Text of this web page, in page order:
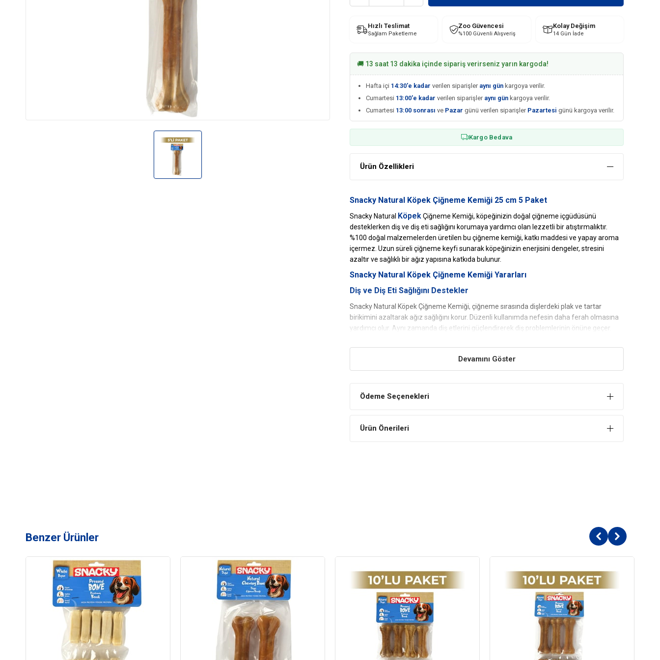
Hızlı Teslimat
Sağlam Paketleme
Zoo Güvencesi
%100 Güvenli Alışveriş
Kolay Değişim
14 Gün İade
🚚 13 saat 13 dakika içinde sipariş verirseniz yarın kargoda!
Hafta içi 14:30'e kadar verilen siparişler aynı gün kargoya verilir.
Cumartesi 13:00'e kadar verilen siparişler aynı gün kargoya verilir.
Cumartesi 13:00 sonrası ve Pazar günü verilen siparişler Pazartesi günü kargoya verilir.
Kargo Bedava
Ürün Özellikleri
Snacky Natural Köpek Çiğneme Kemiği 25 cm 5 Paket
Snacky Natural Köpek Çiğneme Kemiği, köpeğinizin doğal çiğneme içgüdüsünü
desteklerken diş ve diş eti sağlığını korumaya yardımcı olan lezzetli bir atıştırmalıktır.
%100 doğal malzemelerden üretilen bu çiğneme kemiği, katkı maddesi ve yapay aroma
içermez. Uzun süreli çiğneme keyfi sunarak köpeğinizin enerjisini dengeler, stresini
azaltır ve sağlıklı bir ağız yapısına katkıda bulunur.
Snacky Natural Köpek Çiğneme Kemiği Yararları
Diş ve Diş Eti Sağlığını Destekler
Snacky Natural Köpek Çiğneme Kemiği, çiğneme sırasında dişlerdeki plak ve tartar
birikimini azaltarak ağız sağlığını korur. Düzenli kullanımda nefesin daha ferah olmasına
yardımcı olur. Aynı zamanda diş etlerini güçlendirerek diş problemlerinin önüne geçer.
Tamamen doğal malzemelerle üretilen bu kemik, köpeğinizin sağlığı için zararlı katkı
maddeleri ve yapay aromalar içermez. Sindirimi kolaydır ve her yaş grubundaki köpekler
Uzun Süreli Çiğneme Keyfi Sunar
doğru şekilde harcamasına yardımcı olur. Çene kaslarını güçlendirerek fiziksel gelişimine
Protein: %79
Yağ: %2,5
Selüloz: %0,2
Kül: %1,7
Nem: %15
Devamını Göster
Ödeme Seçenekleri
Ürün Önerileri
Benzer Ürünler